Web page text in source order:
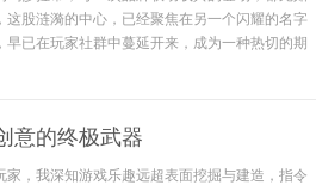
股涟漪的中心，已经聚焦在另一个闪耀的名字
已在玩家社群中蔓延开来，成为一种热切的期
意的终极武器
，我深知游戏乐趣远超表面挖掘与建造，指令